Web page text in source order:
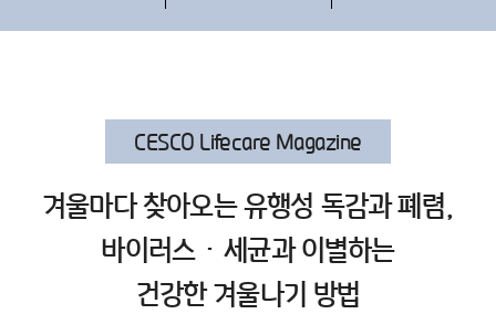
CESCO Lifecare Magazine
겨울마다 찾아오는 유행성 독감과 폐렴,
바이러스·세균과 이별하는
건강한 겨울나기 방법